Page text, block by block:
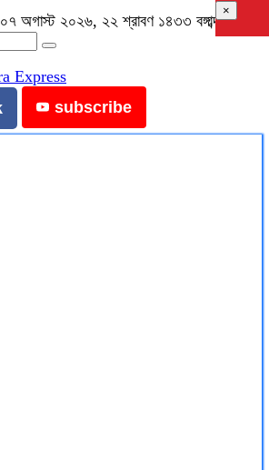
অগাস্ট ২০২৬, ২২ শ্রাবণ ১৪৩৩ বঙ্গাব্দ
subscribe
×